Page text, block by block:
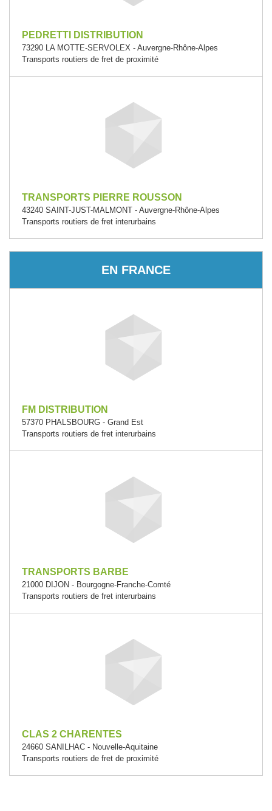
PEDRETTI DISTRIBUTION
73290 LA MOTTE-SERVOLEX - Auvergne-Rhône-Alpes
Transports routiers de fret de proximité
TRANSPORTS PIERRE ROUSSON
43240 SAINT-JUST-MALMONT - Auvergne-Rhône-Alpes
Transports routiers de fret interurbains
EN FRANCE
FM DISTRIBUTION
57370 PHALSBOURG - Grand Est
Transports routiers de fret interurbains
TRANSPORTS BARBE
21000 DIJON - Bourgogne-Franche-Comté
Transports routiers de fret interurbains
CLAS 2 CHARENTES
24660 SANILHAC - Nouvelle-Aquitaine
Transports routiers de fret de proximité